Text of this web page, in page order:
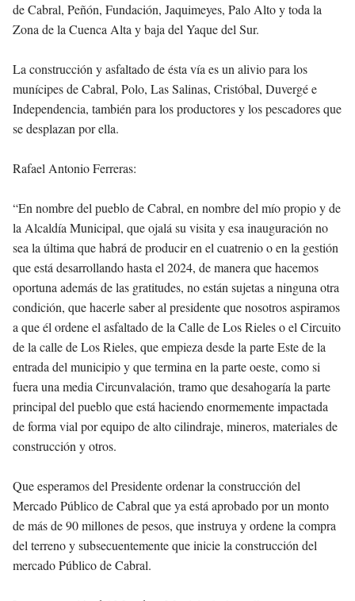
de Cabral, Peñón, Fundación, Jaquimeyes, Palo Alto y toda la
Zona de la Cuenca Alta y baja del Yaque del Sur.
La construcción y asfaltado de ésta vía es un alivio para los
munícipes de Cabral, Polo, Las Salinas, Cristóbal, Duvergé e
Independencia, también para los productores y los pescadores que
se desplazan por ella.
Rafael Antonio Ferreras:
“En nombre del pueblo de Cabral, en nombre del mío propio y de
la Alcaldía Municipal, que ojalá su visita y esa inauguración no
sea la última que habrá de producir en el cuatrenio o en la gestión
que está desarrollando hasta el 2024, de manera que hacemos
oportuna además de las gratitudes, no están sujetas a ninguna otra
condición, que hacerle saber al presidente que nosotros aspiramos
a que él ordene el asfaltado de la Calle de Los Rieles o el Circuito
de la calle de Los Rieles, que empieza desde la parte Este de la
entrada del municipio y que termina en la parte oeste, como si
fuera una media Circunvalación, tramo que desahogaría la parte
principal del pueblo que está haciendo enormemente impactada
de forma vial por equipo de alto cilindraje, mineros, materiales de
construcción y otros.
Que esperamos del Presidente ordenar la construcción del
Mercado Público de Cabral que ya está aprobado por un monto
de más de 90 millones de pesos, que instruya y ordene la compra
del terreno y subsecuentemente que inicie la construcción del
mercado Público de Cabral.